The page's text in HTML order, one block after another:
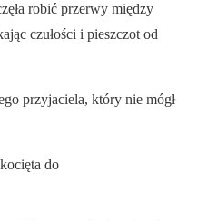
robić przerwy między
czułości i pieszczot od
przyjaciela, który nie mógł
do